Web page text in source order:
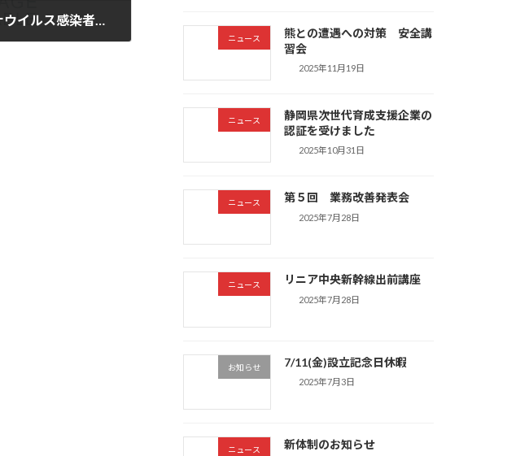
当社における新型コロナウイルス感染者復帰のお知らせ
ニュース
熊との遭遇への対策 安全講
習会
2025年11月19日
ニュース
静岡県次世代育成支援企業の
認証を受けました
2025年10月31日
ニュース 第５回 業務改善発表会
2025年7月28日
ニュース リニア中央新幹線出前講座
2025年7月28日
お知らせ 7/11(金)設立記念日休暇
2025年7月3日
ニュース 新体制のお知らせ